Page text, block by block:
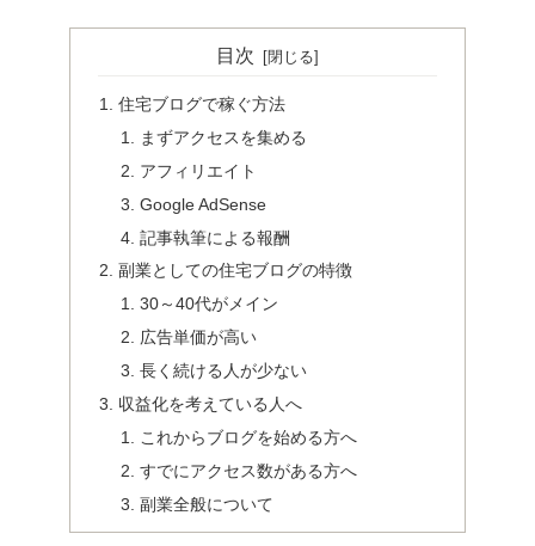
目次
住宅ブログで稼ぐ方法
まずアクセスを集める
アフィリエイト
Google AdSense
記事執筆による報酬
副業としての住宅ブログの特徴
30～40代がメイン
広告単価が高い
長く続ける人が少ない
収益化を考えている人へ
これからブログを始める方へ
すでにアクセス数がある方へ
副業全般について